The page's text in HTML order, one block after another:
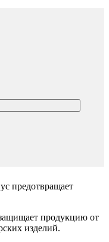
предотвращает
продукцию от
изделий.